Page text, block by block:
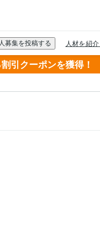
引クーポンを獲得！